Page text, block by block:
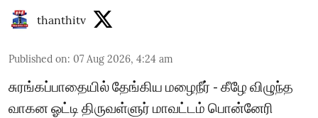
thanthitv
Published on: 07 Aug 2026, 4:24 am
சுரங்கப்பாதையில் தேங்கிய மழைநீர் - கீழே விழுந்த
வாகன ஓட்டி திருவள்ளுர் மாவட்டம் பொன்னேரி